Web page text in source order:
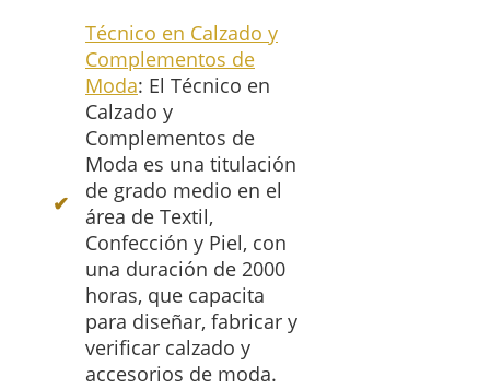
Técnico en Calzado y
Complementos de
Moda: El Técnico en
Calzado y
Complementos de
Moda es una titulación
de grado medio en el
área de Textil,
Confección y Piel, con
una duración de 2000
horas, que capacita
para diseñar, fabricar y
verificar calzado y
accesorios de moda.